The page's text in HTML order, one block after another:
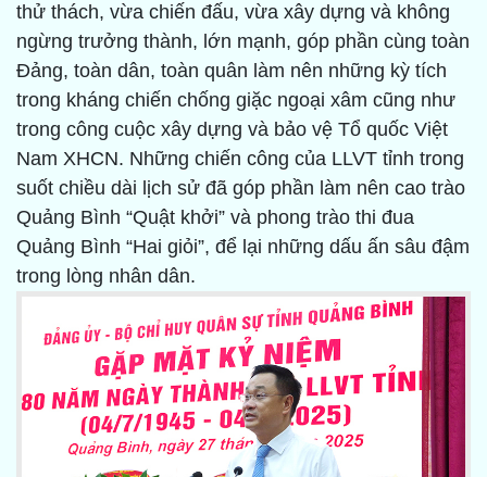
thử thách, vừa chiến đấu, vừa xây dựng và không
ngừng trưởng thành, lớn mạnh, góp phần cùng toàn
Đảng, toàn dân, toàn quân làm nên những kỳ tích
trong kháng chiến chống giặc ngoại xâm cũng như
trong công cuộc xây dựng và bảo vệ Tổ quốc Việt
Nam XHCN. Những chiến công của LLVT tỉnh trong
suốt chiều dài lịch sử đã góp phần làm nên cao trào
Quảng Bình “Quật khởi” và phong trào thi đua
Quảng Bình “Hai giỏi”, để lại những dấu ấn sâu đậm
trong lòng nhân dân.